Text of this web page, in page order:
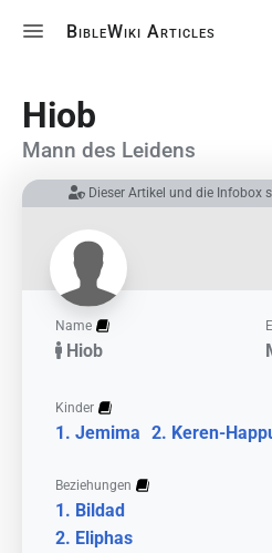
BibleWiki Articles
Hiob
Mann des Leidens
Links auf diesem Artikel
Änderungen an verlinkten Artikel
Druckversion
Permanenter Link
Artikel zitieren
Dieser Artikel und die Infobox
Name
Hiob
Kinder
Jemima Keren-
Beziehungen
Bildad
Eliphas